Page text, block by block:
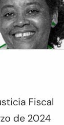
Fiscal
de 2024